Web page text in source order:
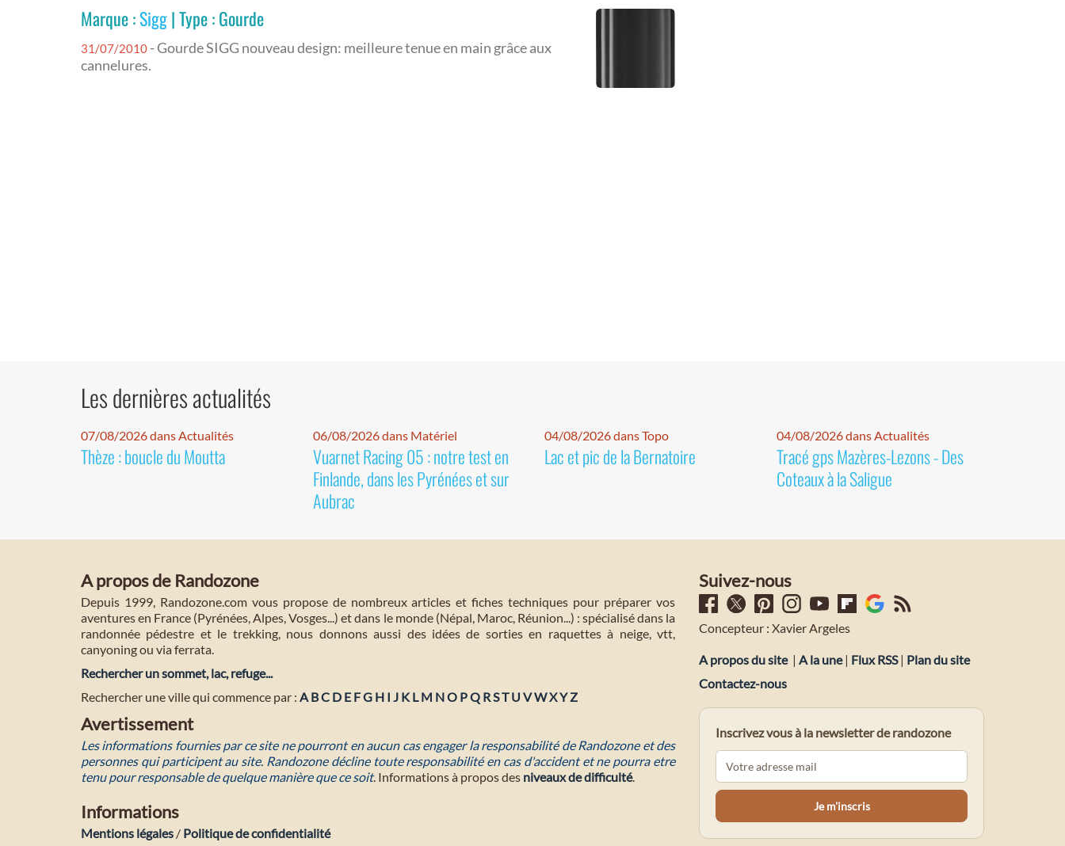
Marque :Sigg| Type : Gourde
31/07/2010 - Gourde SIGG nouveau design: meilleure tenue en main grâce aux
cannelures.
Les dernières actualités
07/08/2026 dans Actualités
Thèze : boucle du Moutta
06/08/2026 dans Matériel
Vuarnet Racing 05 : notre test en
Finlande, dans les Pyrénées et sur
Aubrac
04/08/2026 dans Topo
Lac et pic de la Bernatoire
04/08/2026 dans Actualités
Tracé gps Mazères-Lezons - Des
Coteaux à la Saligue
A propos de Randozone
Depuis 1999, Randozone.com vous propose de nombreux articles et fiches techniques pour préparer vos
aventures en France (Pyrénées, Alpes, Vosges...) et dans le monde (Népal, Maroc, Réunion...) : spécialisé dans la
randonnée pédestre et le trekking, nous donnons aussi des idées de sorties en raquettes à neige, vtt,
canyoning ou via ferrata.
Rechercher un sommet, lac, refuge...
Rechercher une ville qui commence par : A BC D E FG H I J K L M NO PQ R ST U VWXY Z
Avertissement
Les informations fournies par ce site ne pourront en aucun cas engager la responsabilité de Randozone et des
personnes qui participent au site. Randozone décline toute responsabilité en cas d'accident et ne pourra etre
tenu pour responsable de quelque manière que ce soit. Informations à propos des niveaux de difficulté.
Informations
Mentions légales / Politique de confidentialité
Suivez-nous
Concepteur : Xavier Argeles
A propos du site | A la une| Flux RSS| Plan du site
Contactez-nous
Inscrivez vous à la newsletter de randozone